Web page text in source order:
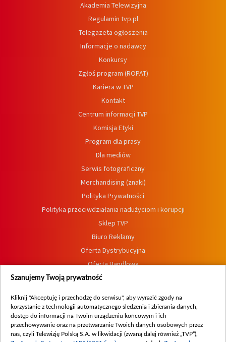
Akademia Telewizyjna
Regulamin tvp.pl
Telegazeta ogłoszenia
Informacje o nadawcy
Konkursy
Zgłoś program (ROPAT)
Kariera w TVP
Kontakt
Centrum informacji TVP
Komisja Etyki
Program dla prasy
Dla mediów
Serwis fotograficzny
Merchandising (znaki)
Polityka Prywatności
Polityka przeciwdziałania nadużyciom i korupcji
Sklep TVP
Biuro Reklamy
Oferta Dystrybucyjna
Oferta Handlowa
Dostępność
Procedura zgłoszeń wewnętrznych
Szanujemy Twoją prywatność
Kliknij "Akceptuję i przechodzę do serwisu", aby wyrazić zgody na
korzystanie z technologii automatycznego śledzenia i zbierania danych,
dostęp do informacji na Twoim urządzeniu końcowym i ich
przechowywanie oraz na przetwarzanie Twoich danych osobowych przez
nas, czyli Telewizję Polską S.A. w likwidacji (zwaną dalej również „TVP”),